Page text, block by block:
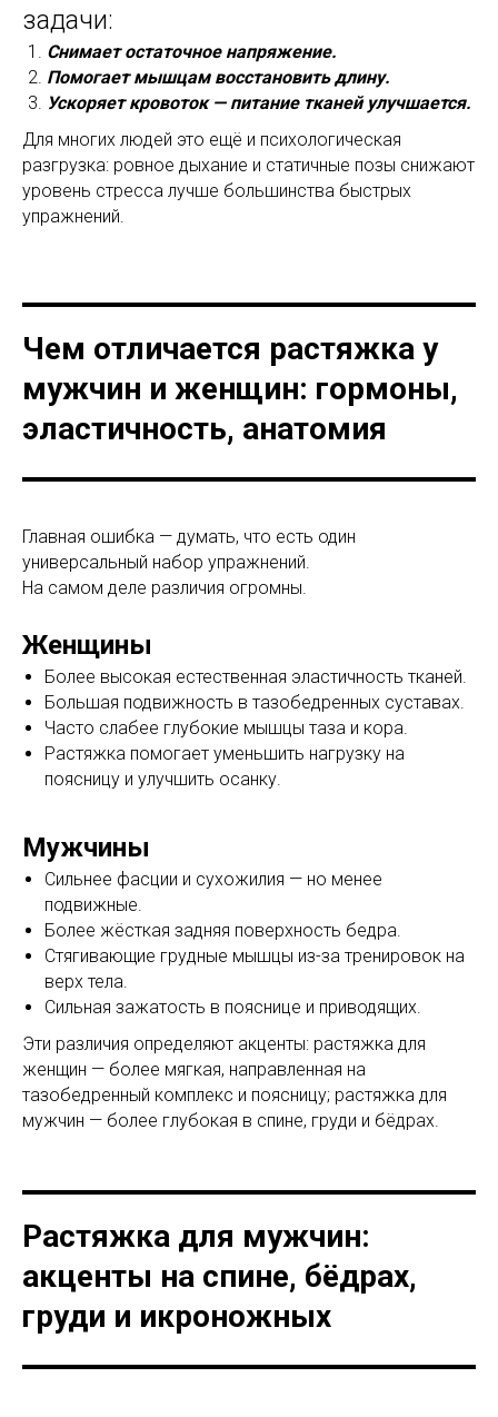
задачи:
Снимает остаточное напряжение.
Помогает мышцам восстановить длину.
Ускоряет кровоток — питание тканей улучшается.
Для многих людей это ещё и психологическая
разгрузка: ровное дыхание и статичные позы снижают
уровень стресса лучше большинства быстрых
упражнений.
Чем отличается растяжка у
мужчин и женщин: гормоны,
эластичность, анатомия
Главная ошибка — думать, что есть один
универсальный набор упражнений.
На самом деле различия огромны.
Женщины
Более высокая естественная эластичность тканей.
Большая подвижность в тазобедренных суставах.
Часто слабее глубокие мышцы таза и кора.
Растяжка помогает уменьшить нагрузку на
поясницу и улучшить осанку.
Мужчины
Сильнее фасции и сухожилия — но менее
подвижные.
Более жёсткая задняя поверхность бедра.
Стягивающие грудные мышцы из-за тренировок на
верх тела.
Сильная зажатость в пояснице и приводящих.
Эти различия определяют акценты: растяжка для
женщин — более мягкая, направленная на
тазобедренный комплекс и поясницу; растяжка для
мужчин — более глубокая в спине, груди и бёдрах.
Растяжка для мужчин:
акценты на спине, бёдрах,
груди и икроножных